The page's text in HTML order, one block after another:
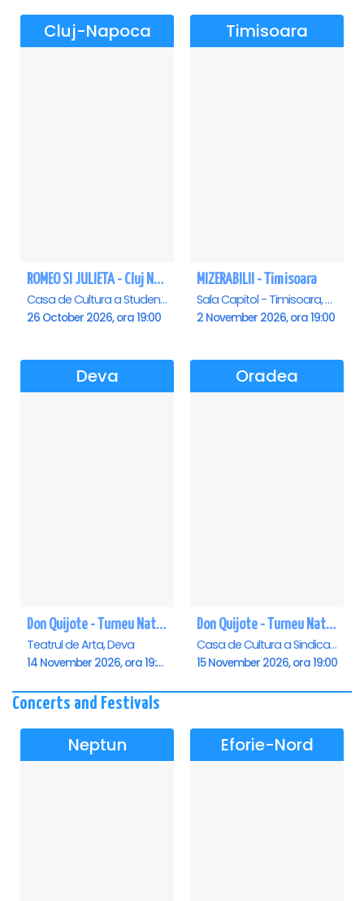
Cluj-Napoca
ROMEO SI JULIETA - Cluj Napoca
Casa de Cultura a Studentilor Dumitru Farcas, Cluj-Napoca
26 October 2026, ora 19:00
Timisoara
MIZERABILII - Timisoara
Sala Capitol - Timisoara, Timisoara
2 November 2026, ora 19:00
Deva
Don Quijote - Turneu National de balet - Deva
Teatrul de Arta, Deva
14 November 2026, ora 19:00
Oradea
Don Quijote - Turneu National de balet - Oradea
Casa de Cultura a Sindicatelor , Oradea
15 November 2026, ora 19:00
Concerts and Festivals
Neptun Eforie-Nord